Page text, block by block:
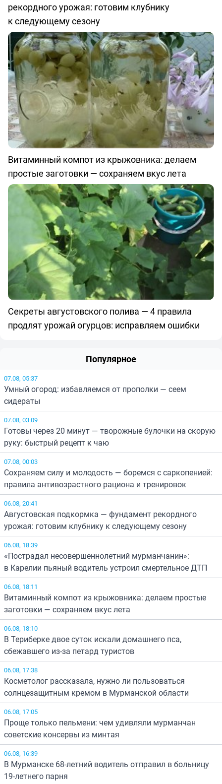
рекордного урожая: готовим клубнику
к следующему сезону
Витаминный компот из крыжовника: делаем
простые заготовки — сохраняем вкус лета
Секреты августовского полива — 4 правила
продлят урожай огурцов: исправляем ошибки
Популярное
07.08, 05:37
Умный огород: избавляемся от прополки — сеем
сидераты
07.08, 03:09
Готовы через 20 минут — творожные булочки на скорую
руку: быстрый рецепт к чаю
07.08, 00:03
Сохраняем силу и молодость — боремся с саркопенией:
правила антивозрастного рациона и тренировок
06.08, 20:41
Августовская подкормка — фундамент рекордного
урожая: готовим клубнику к следующему сезону
06.08, 18:39
«Пострадал несовершеннолетний мурманчанин»:
в Карелии пьяный водитель устроил смертельное ДТП
06.08, 18:11
Витаминный компот из крыжовника: делаем простые
заготовки — сохраняем вкус лета
06.08, 18:10
В Териберке двое суток искали домашнего пса,
сбежавшего из-за петард туристов
06.08, 17:38
Косметолог рассказала, нужно ли пользоваться
солнцезащитным кремом в Мурманской области
06.08, 17:05
Проще только пельмени: чем удивляли мурманчан
советские консервы из минтая
06.08, 16:39
В Мурманске 68-летний водитель отправил в больницу
19-летнего парня